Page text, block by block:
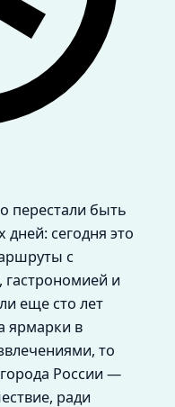
перестали быть
сегодня это
с
и
еще сто лет
ярмарки в
то
России —
ради